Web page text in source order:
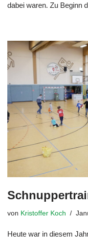
dabei waren. Zu Beginn
von Kristoffer Koch
Heute war in diesem